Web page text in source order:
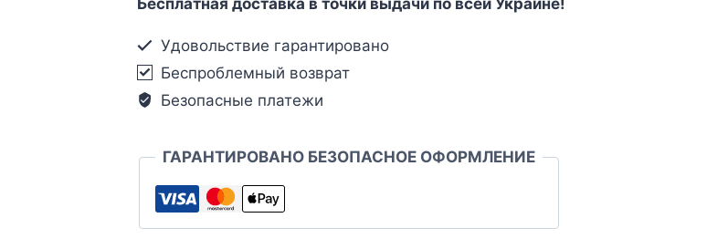
Удовольствие гарантировано
Беспроблемный возврат
Безопасные платежи
ГАРАНТИРОВАНО БЕЗОПАСНОЕ ОФОРМЛЕНИЕ